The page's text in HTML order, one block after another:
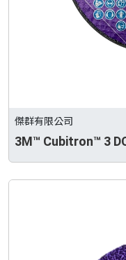
傑群有限公司
3M™ Cubitron™ 3